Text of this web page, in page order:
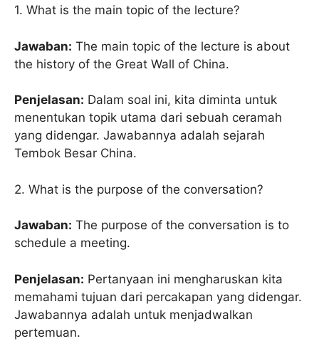
1. What is the main topic of the lecture?
Jawaban: The main topic of the lecture is about
the history of the Great Wall of China.
Penjelasan: Dalam soal ini, kita diminta untuk
menentukan topik utama dari sebuah ceramah
yang didengar. Jawabannya adalah sejarah
Tembok Besar China.
2. What is the purpose of the conversation?
Jawaban: The purpose of the conversation is to
schedule a meeting.
Penjelasan: Pertanyaan ini mengharuskan kita
memahami tujuan dari percakapan yang didengar.
Jawabannya adalah untuk menjadwalkan
pertemuan.